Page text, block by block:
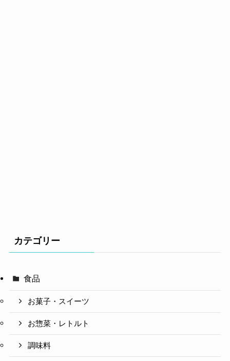
カテゴリー
食品
お菓子・スイーツ
お惣菜・レトルト
調味料